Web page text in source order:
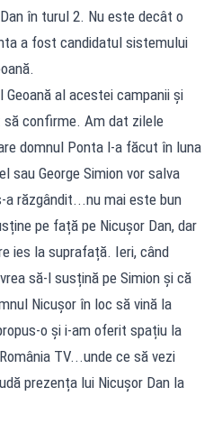
în turul 2. Nu este decât o
a fost candidatul sistemului
al acestei campanii și
confirme. Am dat zilele
domnul Ponta l-a făcut în luna
sau George Simion vor salva
a răzgândit...nu mai este bun
pe față pe Nicușor Dan, dar
ies la suprafață. Ieri, când
să-l susțină pe Simion și că
Nicușor în loc să vină la
o și i-am oferit spațiu la
TV...unde ce să vezi
prezența lui Nicușor Dan la